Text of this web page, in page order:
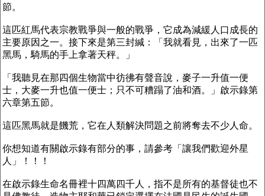
節。
這匹紅馬代表宗教戰爭與一般的戰爭，它成為減緩人口成長的
主要原因之一。接下來是第三封緘：「我就看見，出來了一匹
黑馬，騎馬的手上拿著天秤。」
「我聽見在那四個生物當中彷彿有聲音說，麥子一升值一便
士，大麥一升也值一便士；只不可糟蹋了油和酒。」啟示錄第
六章第五節。
這匹黑馬就是饑荒，它在人類解決問題之前將奪去不少人命。
你想知道有關啟示錄有部分的事，請參考「讓我們歡迎外星
人」！！！
在啟示錄生命名冊裡十四萬四千人，指不是所有的基督徒也不